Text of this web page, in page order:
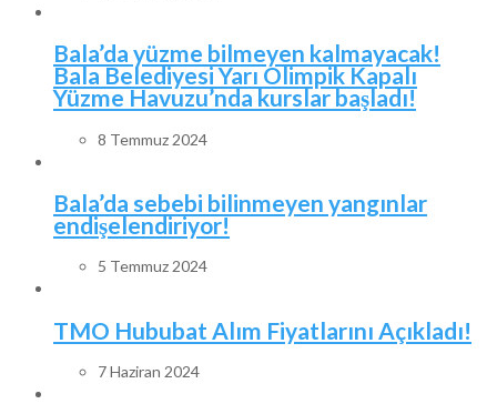
Bala’da yüzme bilmeyen kalmayacak!
Bala Belediyesi Yarı Olimpik Kapalı
Yüzme Havuzu’nda kurslar başladı!
8 Temmuz 2024
Bala’da sebebi bilinmeyen yangınlar
endişelendiriyor!
5 Temmuz 2024
TMO Hububat Alım Fiyatlarını Açıkladı!
7 Haziran 2024